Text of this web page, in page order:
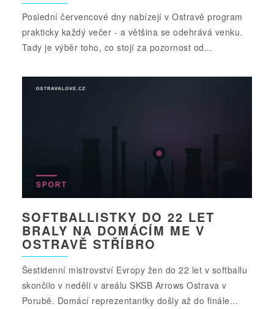
Poslední červencové dny nabízejí v Ostravě program
prakticky každý večer - a většina se odehrává venku.
Tady je výběr toho, co stojí za pozornost od...
SOFTBALLISTKY DO 22 LET
BRALY NA DOMÁCÍM ME V
OSTRAVĚ STŘÍBRO
Šestidenní mistrovství Evropy žen do 22 let v softballu
skončilo v neděli v areálu SKSB Arrows Ostrava v
Porubě. Domácí reprezentantky došly až do finále...